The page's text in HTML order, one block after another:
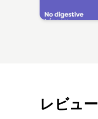
レビュー